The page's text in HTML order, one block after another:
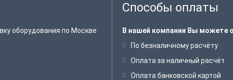
оборудования по Москве
Способы оплаты
В нашей компании Вы можете
По безналичному расчёту
Оплата за наличный расчёт
Оплата банковской картой